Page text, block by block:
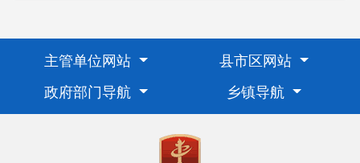
主管单位网站
县市区网站
政府部门导航
乡镇导航